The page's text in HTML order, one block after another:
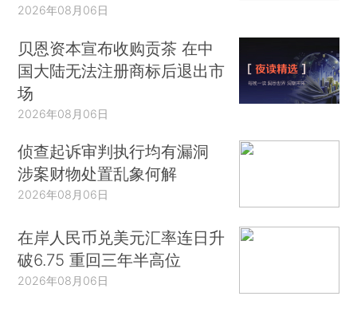
2026年08月06日
贝恩资本宣布收购贡茶 在中
国大陆无法注册商标后退出市
场
2026年08月06日
侦查起诉审判执行均有漏洞
涉案财物处置乱象何解
2026年08月06日
在岸人民币兑美元汇率连日升
破6.75 重回三年半高位
2026年08月06日